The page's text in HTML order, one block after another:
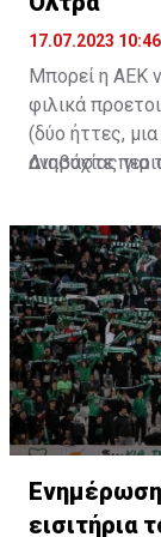
17.07.2023 10:46
Μπορεί η ΑΕΚ
φιλικά
(δύο ήττες,
ανησυχίας για
Διαβάστε
Ενημέρωση
εισιτήρια